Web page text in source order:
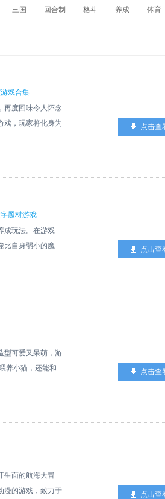
三国 回合制 格斗 养成 体育
戏合集
再度回味令人怀念
戏，玩家将化身为
作为自己的伙
的说明进行阅
一同成长。 4、
、玩家还能够与
眼之处 1. 在旅
玩法考验玩家的
。 3、捉在虫大
、四就可消耗
口袋妖怪心金大
等级是无关的。
交换后、宝可梦
累经验，在冒险
地区，体验充满
融入了全新剧情
回忆。 3、设计
富的任务系统，并
点击查
题材游戏
成玩法。在游戏
比自身弱小的魔
不断进化，你将
。 5. 时光流
略角色成长带来
角色来实现升级与
或者技能，从而
且不同魔物所对
哥布林进化器
2. 养成式玩
战斗，你不仅要
： 1. 拥有丰富多
点击查
型可爱又呆萌，游
养小猫，还能和
还能够解锁精彩
越 不同世界的女
选择。 《我的
，让各个年龄段
程中会遇到很多问
点击查
生面的航海大冒
漫的游戏，致力于
点击查